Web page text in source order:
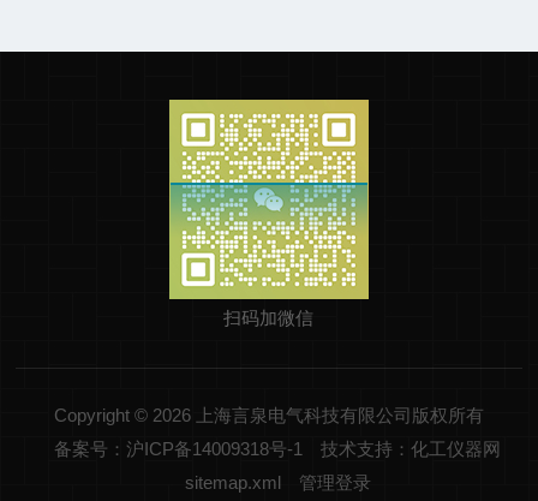
扫码加微信
Copyright © 2026 上海言泉电气科技有限公司版权所有
备案号：沪ICP备14009318号-1
技术支持：化工仪器网
sitemap.xml
管理登录